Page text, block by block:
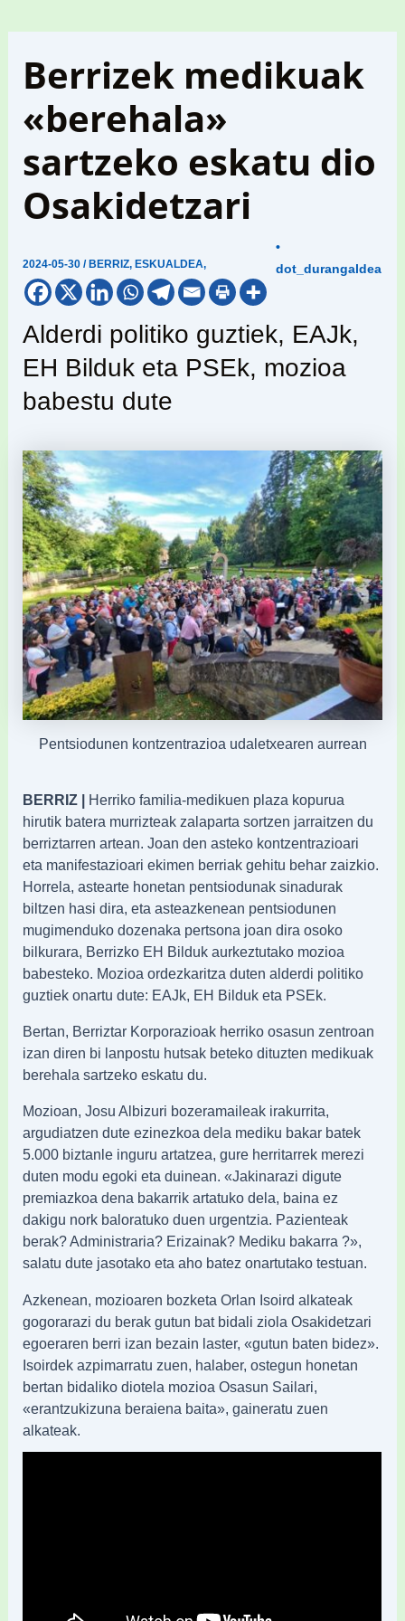
Berrizek medikuak
«berehala»
sartzeko eskatu dio
Osakidetzari
2024-05-30/ BERRIZ, ESKUALDEA,
•
dot_durangaldea
Alderdi politiko guztiek, EAJk,
EH Bilduk eta PSEk, mozioa
babestu dute
Pentsiodunen kontzentrazioa udaletxearen aurrean
BERRIZ | Herriko familia-medikuen plaza kopurua
hirutik batera murrizteak zalaparta sortzen jarraitzen du
berriztarren artean. Joan den asteko kontzentrazioari
eta manifestazioari ekimen berriak gehitu behar zaizkio.
Horrela, astearte honetan pentsiodunak sinadurak
biltzen hasi dira, eta asteazkenean pentsiodunen
mugimenduko dozenaka pertsona joan dira osoko
bilkurara, Berrizko EH Bilduk aurkeztutako mozioa
babesteko. Mozioa ordezkaritza duten alderdi politiko
guztiek onartu dute: EAJk, EH Bilduk eta PSEk.
Bertan, Berriztar Korporazioak herriko osasun zentroan
izan diren bi lanpostu hutsak beteko dituzten medikuak
berehala sartzeko eskatu du.
Mozioan, Josu Albizuri bozeramaileak irakurrita,
argudiatzen dute ezinezkoa dela mediku bakar batek
5.000 biztanle inguru artatzea, gure herritarrek merezi
duten modu egoki eta duinean. «Jakinarazi digute
premiazkoa dena bakarrik artatuko dela, baina ez
dakigu nork baloratuko duen urgentzia. Pazienteak
berak? Administraria? Erizainak? Mediku bakarra ?»,
salatu dute jasotako eta aho batez onartutako testuan.
Azkenean, mozioaren bozketa Orlan Isoird alkateak
gogorarazi du berak gutun bat bidali ziola Osakidetzari
egoeraren berri izan bezain laster, «gutun baten bidez».
Isoirdek azpimarratu zuen, halaber, ostegun honetan
bertan bidaliko diotela mozioa Osasun Sailari,
«erantzukizuna beraiena baita», gaineratu zuen
alkateak.